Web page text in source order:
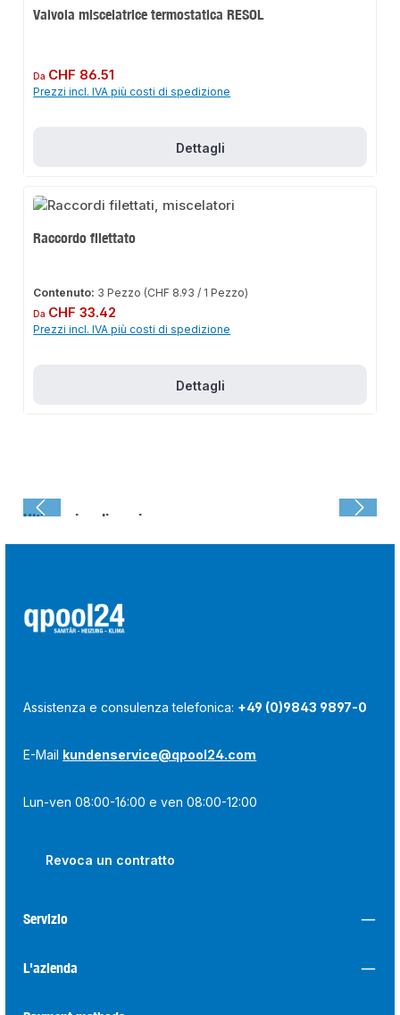
Valvola miscelatrice termostatica RESOL
Prezzo normale:
Da CHF 86.51
Prezzi incl. IVA più costi di spedizione
Dettagli
Raccordo filettato
Contenuto: 3 Pezzo (CHF 8.93 / 1 Pezzo)
Prezzo normale:
Da CHF 33.42
Prezzi incl. IVA più costi di spedizione
Dettagli
Ultima visualizzazione:
Assistenza e consulenza telefonica: +49 (0)9843 9897-0
E-Mail kundenservice@qpool24.com
Lun-ven 08:00-16:00 e ven 08:00-12:00
Revoca un contratto
Servizio
L'azienda